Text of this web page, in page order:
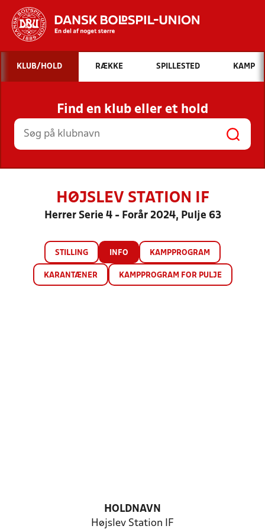
Hvad vil du søge efter?
INDHOLD OG NYHEDER
STILLINGER, RESULTATER, KLUBBER OG
HOLD
KLUB/HOLD RÆKKE SPILLESTED KAMP
Find en klub eller et hold
HØJSLEV STATION IF
Herrer Serie 4 - Forår 2024, Pulje 63
STILLING INFO KAMPPROGRAM
KARANTÆNER KAMPPROGRAM FOR PULJE
HOLDNAVN
Højslev Station IF